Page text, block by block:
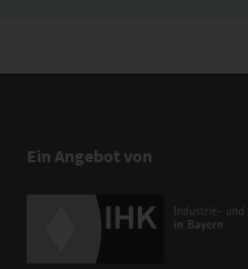
Ein Angebot von